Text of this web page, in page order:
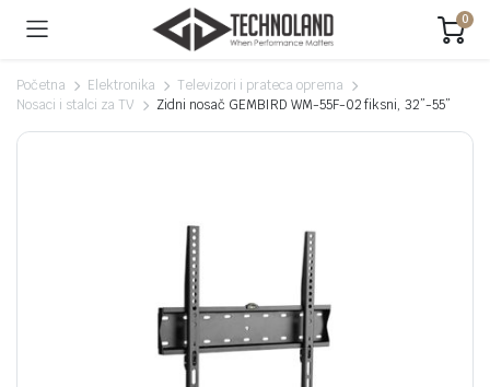
0
Početna Elektronika
Televizori i prateca oprema
Nosaci i stalci za TV
Zidni nosač GEMBIRD WM-55F-02 fiksni, 32”-55”